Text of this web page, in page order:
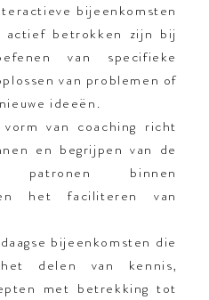
bijeenkomsten
actief betrokken zijn bij
van specifieke
van problemen of
ideeën.
van coaching richt
en begrijpen van de
patronen binnen
het faciliteren van
bijeenkomsten die
delen van kennis,
met betrekking tot